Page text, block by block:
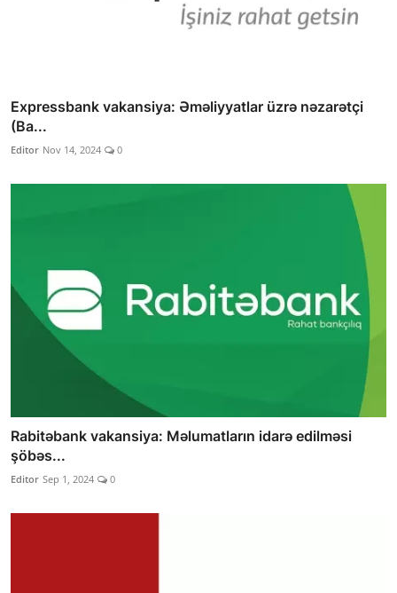
Expressbank vakansiya: Əməliyyatlar üzrə nəzarətçi
(Ba...
Editor Nov 14, 2024 0
Rabitəbank vakansiya: Məlumatların idarə edilməsi
şöbəs...
Editor Sep 1, 2024 0